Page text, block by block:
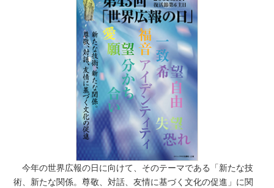
今年の世界広報の日に向けて、そのテーマである「新たな技
術、新たな関係。尊敬、対話、友情に基づく文化の促進」に関